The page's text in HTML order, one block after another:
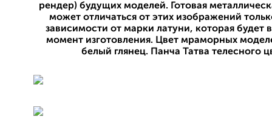
рендер) будущих моделей. Готовая
может отличаться от этих изображений
зависимости от марки латуни, которая будет
момент изготовления. Цвет мраморных
белый глянец. Панча Татва телесного